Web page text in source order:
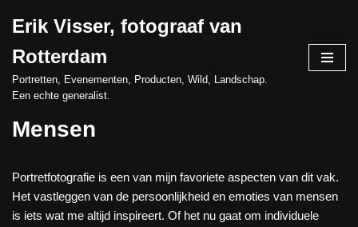
naar
de
inhoud
Erik Visser, fotograaf van
Rotterdam
Portretten, Evenementen, Producten, Wild, Landschap.
Een echte generalist.
Mensen
Portretfotografie is een van mijn favoriete aspecten van dit vak.
Het vastleggen van de persoonlijkheid en emoties van mensen
is iets wat me altijd inspireert. Of het nu gaat om individuele